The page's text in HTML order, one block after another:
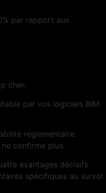
par rapport aux
cher.
par vos logiciels BIM.
réglementaire.
confirme plus.
avantages décisifs
spécifiques au survol